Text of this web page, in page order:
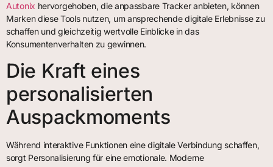
Autonix hervorgehoben, die anpassbare Tracker anbieten, können
Marken diese Tools nutzen, um ansprechende digitale Erlebnisse zu
schaffen und gleichzeitig wertvolle Einblicke in das
Konsumentenverhalten zu gewinnen.
Die Kraft eines
personalisierten
Auspackmoments
Während interaktive Funktionen eine digitale Verbindung schaffen,
sorgt Personalisierung für eine emotionale. Moderne